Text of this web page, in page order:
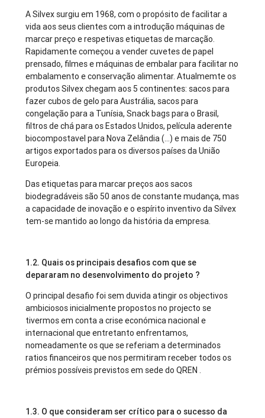
A Silvex surgiu em 1968, com o propósito de facilitar a
vida aos seus clientes com a introdução máquinas de
marcar preço e respetivas etiquetas de marcação.
Rapidamente começou a vender cuvetes de papel
prensado, filmes e máquinas de embalar para facilitar no
embalamento e conservação alimentar. Atualmemte os
produtos Silvex chegam aos 5 continentes: sacos para
fazer cubos de gelo para Austrália, sacos para
congelação para a Tunísia, Snack bags para o Brasil,
filtros de chá para os Estados Unidos, película aderente
biocompostavel para Nova Zelândia (...) e mais de 750
artigos exportados para os diversos países da União
Europeia.
Das etiquetas para marcar preços aos sacos
biodegradáveis são 50 anos de constante mudança, mas
a capacidade de inovação e o espírito inventivo da Silvex
tem-se mantido ao longo da história da empresa.
1.2. Quais os principais desafios com que se
depararam no desenvolvimento do projeto ?
O principal desafio foi sem duvida atingir os objectivos
ambiciosos inicialmente propostos no projecto se
tivermos em conta a crise económica nacional e
internacional que entretanto enfrentamos,
nomeadamente os que se referiam a determinados
ratios financeiros que nos permitiram receber todos os
prémios possíveis previstos em sede do QREN .
1.3. O que consideram ser crítico para o sucesso da